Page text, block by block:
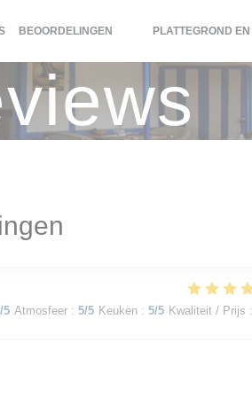
BEOORDELINGEN PLATTEGROND
/5 Atmosfeer: 5/5 Keuken: 5/5 Kwaliteit / Prijs :